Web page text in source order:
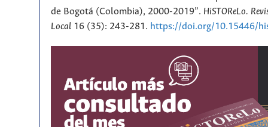
de Bogotá (Colombia), 2000-2019”. HiSTOReLo.
Local16 (35): 243-281. https://doi.org/10.15446/